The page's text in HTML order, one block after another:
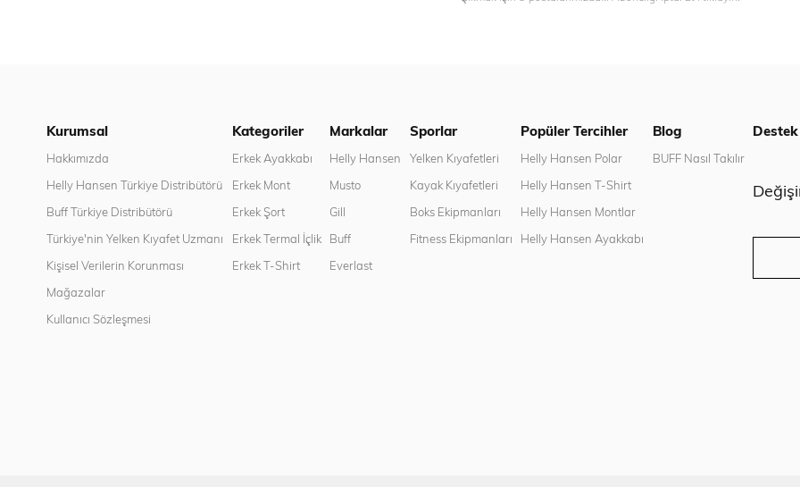
Kurumsal
Hakkımızda
Helly Hansen Türkiye Distribütörü
Buff Türkiye Distribütörü
Türkiye'nin Yelken Kıyafet Uzmanı
Kişisel Verilerin Korunması
Mağazalar
Kullanıcı Sözleşmesi
Kategoriler
Erkek Ayakkabı
Erkek Mont
Erkek Şort
Erkek Termal İçlik
Erkek T-Shirt
Markalar
Helly Hansen
Musto
Gill
Buff
Everlast
Sporlar
Yelken Kıyafetleri
Kayak Kıyafetleri
Boks Ekipmanları
Fitness Ekipmanları
Popüler Tercihler
Helly Hansen Polar
Helly Hansen T-Shirt
Helly Hansen Montlar
Helly Hansen Ayakkabı
Blog
BUFF Nasıl Takılır
Destek